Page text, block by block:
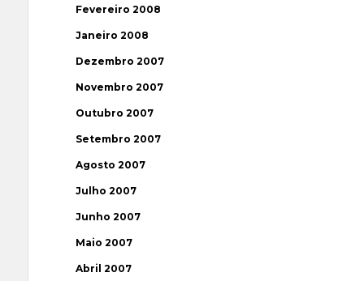
Fevereiro 2008
Janeiro 2008
Dezembro 2007
Novembro 2007
Outubro 2007
Setembro 2007
Agosto 2007
Julho 2007
Junho 2007
Maio 2007
Abril 2007